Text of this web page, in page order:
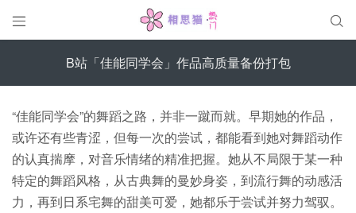
 
B站「佳能同学会」作品高质量备份打包
“佳能同学会”的舞蹈之路，并非一蹴而就。早期她的作品，
或许还有些青涩，但每一次的尝试，都能看到她对舞蹈动作
的认真揣摩，对音乐情绪的精准把握。她从不局限于某一种
特定的舞蹈风格，从古典舞的曼妙身姿，到流行舞的动感活
力，再到日系宅舞的甜美可爱，她都乐于尝试并努力驾驭。